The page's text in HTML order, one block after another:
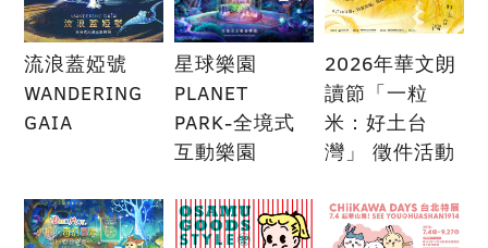
流浪蓋婭號
WANDERING
GAIA
星球樂園
PLANET
PARK-全境式
互動樂園
2026年華文朗
讀節「一粒
米：好土台
灣」 徵件活動